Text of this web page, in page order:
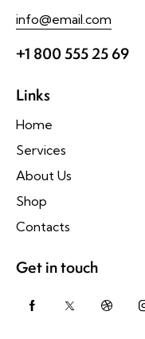
info@email.com
+1 800 555 25 69
Links
Home
Services
About Us
Shop
Contacts
Get in touch